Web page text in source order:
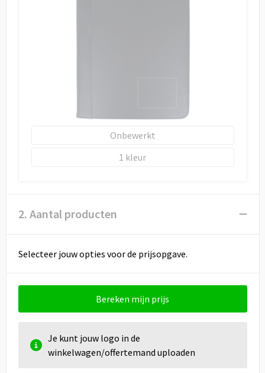
Onbewerkt
1
2. Aantal producten
Selecteer jouw opties voor de prijsopgave.
Bereken mijn prijs
Je kunt jouw logo in de
winkelwagen/offertemand uploaden